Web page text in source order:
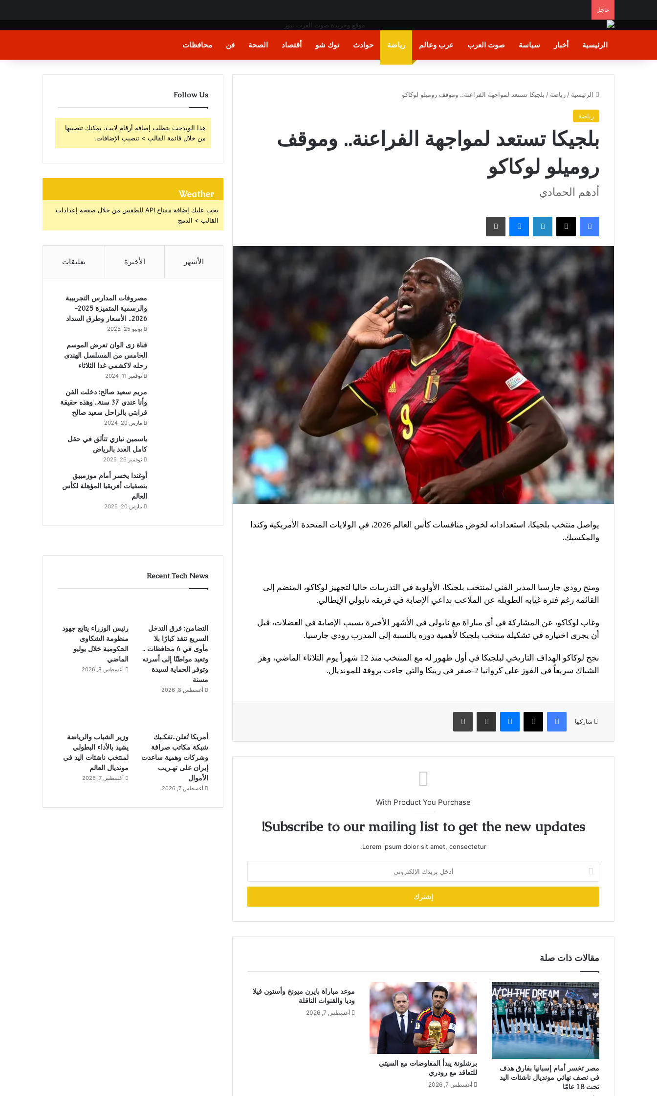
عاجل
الرئيسية أخبار سياسة صوت العرب عرب وعالم رياضة حوادث توك شو أقتصاد الصحة فن محافظات
الرئيسية / رياضة / بلجيكا تستعد لمواجهة الفراعنة.. وموقف روميلو لوكاكو
رياضة
بلجيكا تستعد لمواجهة الفراعنة.. وموقف
روميلو لوكاكو
أدهم الحمادي
فيسبوك X لينكدإن ماسنجر طباعة
يواصل منتخب بلجيكا، استعداداته لخوض منافسات كأس العالم 2026، في الولايات المتحدة الأمريكية وكندا
والمكسيك.
ومنح رودي جارسيا المدير الفني لمنتخب بلجيكا، الأولوية في التدريبات حاليا لتجهيز لوكاكو، المنضم إلى
القائمة رغم فترة غيابه الطويلة عن الملاعب بداعي الإصابة في فريقه نابولي الإيطالي.
وغاب لوكاكو، عن المشاركة في أي مباراة مع نابولي في الأشهر الأخيرة بسبب الإصابة في العضلات، قبل
أن يجرى اختياره في تشكيلة منتخب بلجيكا لأهمية دوره بالنسبة إلى المدرب رودي جارسيا.
نجح لوكاكو الهداف التاريخي لبلجيكا في أول ظهور له مع المنتخب منذ 12 شهراً يوم الثلاثاء الماضي، وهز
الشباك سريعاً في الفوز على كرواتيا 2-صفر في رييكا والتي جاءت بروفة للمونديال.
شاركها
فيسبوك X ماسنجر مشاركة عبر البريد طباعة
With Product You Purchase
Subscribe to our mailing list to get the new updates!
Lorem ipsum dolor sit amet, consectetur.
بريدك
الإلكتروني
مقالات ذات صلة
مصر تخسر أمام إسبانيا بفارق هدف
في نصف نهائي مونديال ناشئات اليد
تحت 18 عامًا
برشلونة يبدأ المفاوضات مع السيتي
للتعاقد مع رودري
أغسطس 7, 2026
موعد مباراة بايرن ميونخ وأستون فيلا
وديا والقنوات الناقلة
أغسطس 7, 2026
Follow Us
هذا الويدجت يتطلب إضافة أرقام لايت، يمكنك تنصيبها
من خلال قائمة القالب > تنصيب الإضافات.
Weather
يجب عليك إضافة مفتاح API للطقس من خلال صفحة إعدادات
القالب > الدمج
الأشهر الأخيرة تعليقات
مصروفات المدارس التجريبية
والرسمية المتميزة 2025-
2026.. الأسعار وطرق السداد
يونيو 25, 2025
قناة زى الوان تعرض الموسم
الخامس من المسلسل الهندى
رحله لاكشمي غدا الثلاثاء
نوفمبر 11, 2024
مريم سعيد صالح: دخلت الفن
وأنا عندي 37 سنة.. وهذه حقيقة
قرابتي بالراحل سعيد صالح
مارس 20, 2024
ياسمين نيازي تتألق في حقل
كامل العدد بالرياض
نوفمبر 26, 2025
أوغندا يخسر أمام موزمبيق
بتصفيات أفريقيا المؤهلة لكأس
العالم
مارس 20, 2025
Recent Tech News
التضامن: فرق التدخل
السريع تنقذ كبارًا بلا
مأوى في 6 محافظات ..
وتعيد مواطنًا إلى أسرته
وتوفر الحماية لسيدة
مسنة
أغسطس 8, 2026
رئيس الوزراء يتابع جهود
منظومة الشكاوى
الحكومية خلال يوليو
الماضي
أغسطس 8, 2026
أمريكا تُعلن..تفكـيك
شبكة مكاتب صرافة
وشركات وهمية ساعدت
إيران على تهـريب
الأموال
أغسطس 7, 2026
وزير الشباب والرياضة
يشيد بالأداء البطولي
لمنتخب ناشئات اليد في
مونديال العالم
أغسطس 7, 2026